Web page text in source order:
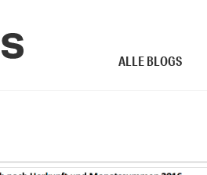
ALLE BLOGS